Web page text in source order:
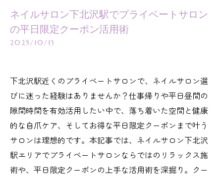
ネイルサロン下北沢駅でプライベートサロン
の平日限定クーポン活用術
2025/10/13
下北沢駅近くのプライベートサロンで、ネイルサロン選
びに迷った経験はありませんか？仕事帰りや平日昼間の
隙間時間を有効活用したい中で、落ち着いた空間と健康
的な自爪ケア、そしてお得な平日限定クーポンまで叶う
サロンは理想的です。本記事では、ネイルサロン下北沢
駅エリアでプライベートサロンならではのリラックス施
術や、平日限定クーポンの上手な活用術を深掘り。クー